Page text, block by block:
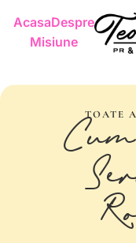
AcasaDespre
Misiune
TOATE